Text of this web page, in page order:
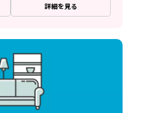
詳細を見る